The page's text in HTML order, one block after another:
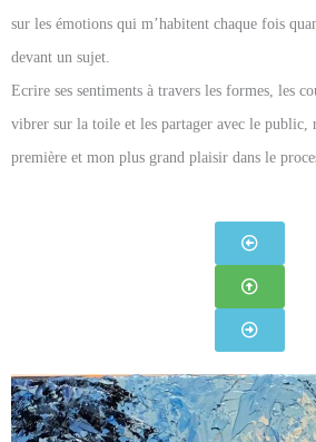
sur les émotions qui m’habitent chaque fois
devant un sujet.
Ecrire ses sentiments à travers les formes, les
vibrer sur la toile et les partager avec le public,
première et mon plus grand plaisir dans le